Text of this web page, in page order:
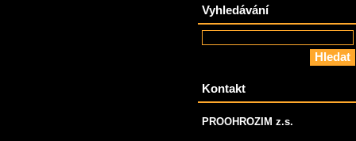
Vyhledávání
Kontakt
PROOHROZIM z.s.